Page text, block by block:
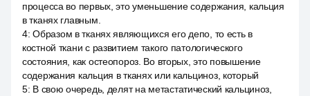
процесса во первых, это уменьшение содержания, кальция
в тканях главным.
4:Образом в тканях являющихся его депо, то есть в
костной ткани с развитием такого патологического
состояния, как остеопороз. Во вторых, это повышение
содержания кальция в тканях или кальциноз, который
5: В свою очередь, делят на метастатический кальциноз,